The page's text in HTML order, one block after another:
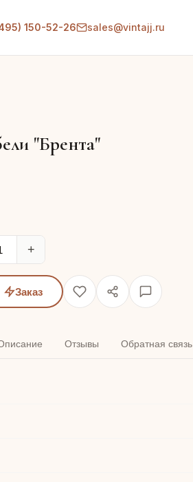
150-52-26 sales@vintajj.ru
"Брента"
+
Заказ
Отзывы Обратная связь